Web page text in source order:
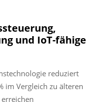
und IoT-fähige
reduziert
im Vergleich zu älteren